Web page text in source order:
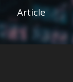
Article